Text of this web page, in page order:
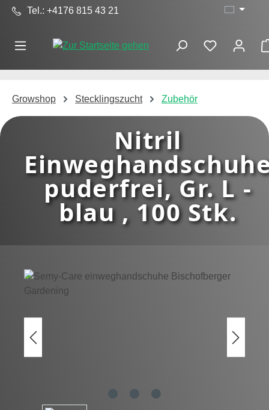
Zum Hauptinhalt springen
Tel.: +4176 815 43 21
Growshop Stecklingszucht Zubehör
Nitril
puderfrei, Gr. L -
blau , 100 Stk.
Bildergalerie überspringen